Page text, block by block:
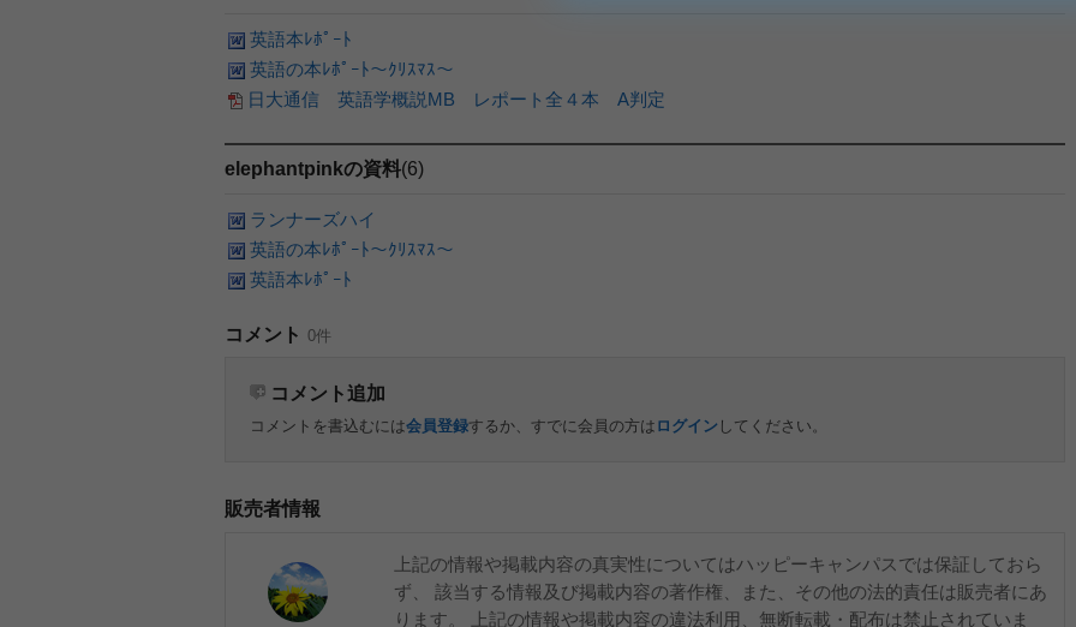
英語本ﾚﾎﾟｰﾄ
英語の本ﾚﾎﾟｰﾄ〜ｸﾘｽﾏｽ〜
日大通信 英語学概説MB レポート全４本 A判定
elephantpinkの資料(6)
ランナーズハイ
英語の本ﾚﾎﾟｰﾄ〜ｸﾘｽﾏｽ〜
英語本ﾚﾎﾟｰﾄ
コメント 0件
コメント追加
コメントを書込むには会員登録するか、すでに会員の方は ログイン してください。
販売者情報
上記の情報や掲載内容の真実性についてはハッピーキャンパスでは保証しておら
ず、 該当する情報及び掲載内容の著作権、また、その他の法的責任は販売者にあ
ります。 上記の情報や掲載内容の違法利用、無断転載・配布は禁止されていま